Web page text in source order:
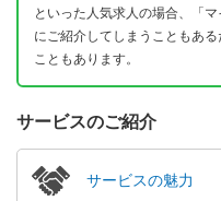
といった人気求人の場合、「
にご紹介してしまうこともあ
こともあります。
サービスのご紹介
サービスの魅力